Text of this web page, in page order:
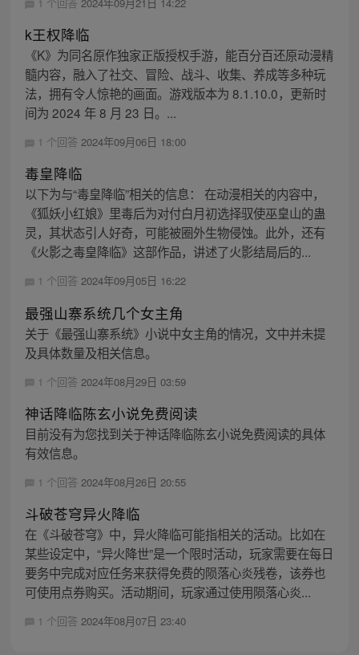
k王权降临
《K》为同名原作独家正版授权手游，能百分百还原动漫精
髓内容，融入了社交、冒险、战斗、收集、养成等多种玩
法，拥有令人惊艳的画面。游戏版本为 8.1.10.0，更新时
间为 2024 年 8 月 23 日。...
1 个回答 2024年09月06日 18:00
毒皇降临
以下为与“毒皇降临”相关的信息： 在动漫相关的内容中，
《狐妖小红娘》里毒后为对付白月初选择驭使巫皇山的蛊
灵，其状态引人好奇，可能被圈外生物侵蚀。此外，还有
《火影之毒皇降临》这部作品，讲述了火影结局后的...
1 个回答 2024年09月05日 16:22
最强山寨系统几个女主角
关于《最强山寨系统》小说中女主角的情况，文中并未提
及具体数量及相关信息。
1 个回答 2024年08月29日 03:59
神话降临陈玄小说免费阅读
目前没有为您找到关于神话降临陈玄小说免费阅读的具体
有效信息。
1 个回答 2024年08月26日 20:55
斗破苍穹异火降临
在《斗破苍穹》中，异火降临可能指相关的活动。比如在
某些设定中，“异火降世”是一个限时活动，玩家需要在每日
要务中完成对应任务来获得免费的陨落心炎残卷，该券也
可使用点券购买。活动期间，玩家通过使用陨落心炎...
1 个回答 2024年08月07日 23:40